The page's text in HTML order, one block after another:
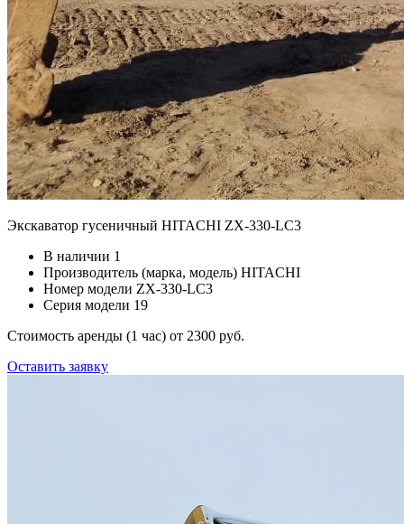
Экскаватор гусеничный HITACHI ZX-330-LC3
В наличии 1
Производитель (марка, модель) HITACHI
Номер модели ZX-330-LC3
Серия модели 19
Стоимость аренды (1 час) от 2300 руб.
Оставить заявку